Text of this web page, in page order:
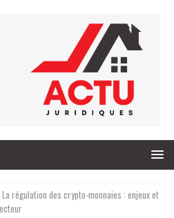
La régulation des crypto-monnaies : enjeux et